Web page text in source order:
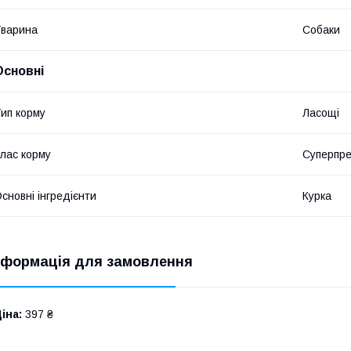
Собаки
корму Ласощі
корму
інгредієнти Курка
для замовлення
397 ₴